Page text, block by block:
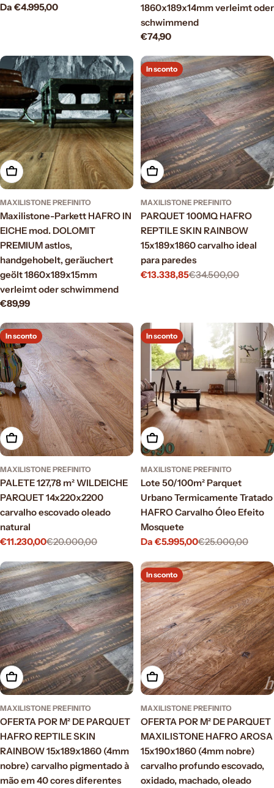
Prezzo
Da €4.995,00
1860x189x14mm verleimt oder
schwimmend
Prezzo
€74,90
Aggiungi al carrello
MAXILISTONE PREFINITO
Maxilistone-Parkett HAFRO IN
EICHE mod. DOLOMIT
PREMIUM astlos,
handgehobelt, geräuchert
geölt 1860x189x15mm
verleimt oder schwimmend
Prezzo
€89,99
In sconto
Aggiungi al carrello
MAXILISTONE PREFINITO
PARQUET 100MQ HAFRO
REPTILE SKIN RAINBOW
15x189x1860 carvalho ideal
para paredes
Prezzo
€13.338,85
Prezzo
€34.500,00
In sconto
Aggiungi al carrello
MAXILISTONE PREFINITO
PALETE 127,78 m² WILDEICHE
PARQUET 14x220x2200
carvalho escovado oleado
natural
Prezzo
vendita
€11.230,00
Prezzo
€20.000,00
In sconto
Scegli le opzioni
MAXILISTONE PREFINITO
Lote 50/100m² Parquet
Urbano Termicamente Tratado
HAFRO Carvalho Óleo Efeito
Mosquete
Prezzo
vendita
Da €5.995,00
Prezzo
€25.000,00
Aggiungi al carrello
MAXILISTONE PREFINITO
OFERTA POR M² DE PARQUET
HAFRO REPTILE SKIN
RAINBOW 15x189x1860 (4mm
nobre) carvalho pigmentado à
mão em 40 cores diferentes
In sconto
Aggiungi al carrello
MAXILISTONE PREFINITO
OFERTA POR M² DE PARQUET
MAXILISTONE HAFRO AROSA
15x190x1860 (4mm nobre)
carvalho profundo escovado,
oxidado, machado, oleado